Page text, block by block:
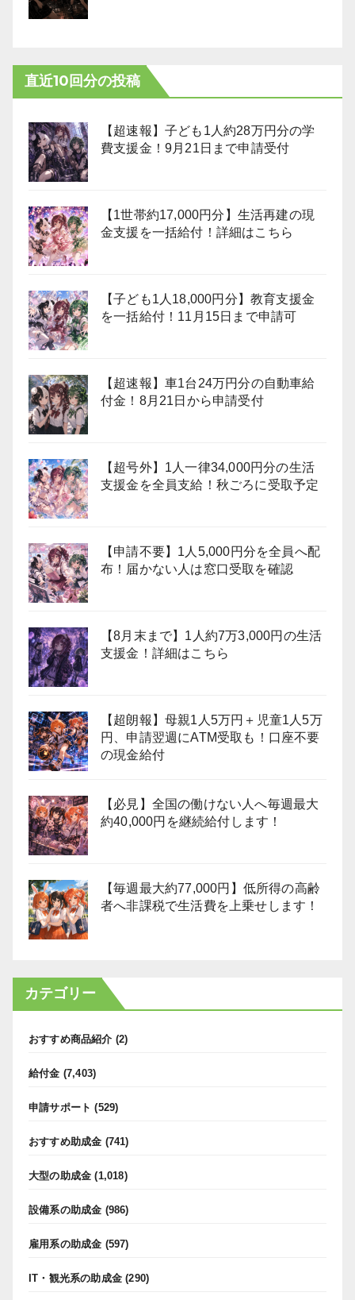
直近10回分の投稿
【超速報】子ども1人約28万円分の学
費支援金！9月21日まで申請受付
【1世帯約17,000円分】生活再建の現
金支援を一括給付！詳細はこちら
【子ども1人18,000円分】教育支援金
を一括給付！11月15日まで申請可
【超速報】車1台24万円分の自動車給
付金！8月21日から申請受付
【超号外】1人一律34,000円分の生活
支援金を全員支給！秋ごろに受取予定
【申請不要】1人5,000円分を全員へ配
布！届かない人は窓口受取を確認
【8月末まで】1人約7万3,000円の生活
支援金！詳細はこちら
【超朗報】母親1人5万円＋児童1人5万
円、申請翌週にATM受取も！口座不要
の現金給付
【必見】全国の働けない人へ毎週最大
約40,000円を継続給付します！
【毎週最大約77,000円】低所得の高齢
者へ非課税で生活費を上乗せします！
カテゴリー
おすすめ商品紹介 (2)
給付金 (7,403)
申請サポート (529)
おすすめ助成金 (741)
大型の助成金 (1,018)
設備系の助成金 (986)
雇用系の助成金 (597)
IT・観光系の助成金 (290)